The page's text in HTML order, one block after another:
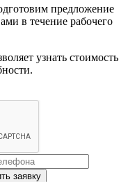
предложение
в течение рабочего
узнать стоимость
заявку